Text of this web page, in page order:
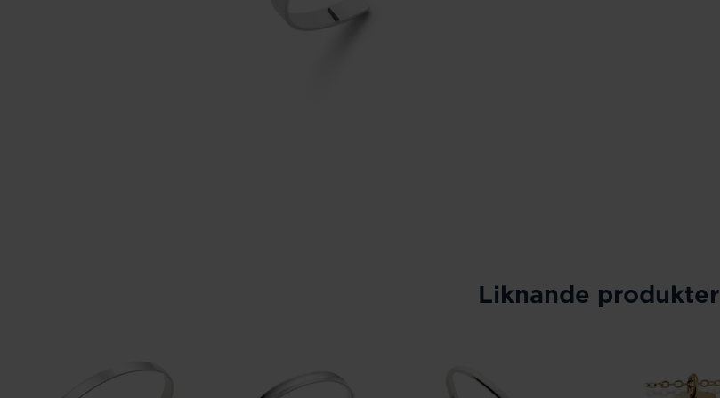
Liknande produkter